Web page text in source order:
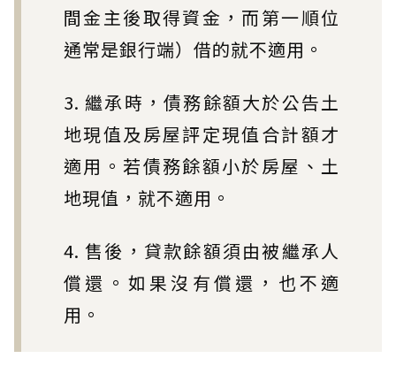
間金主後取得資金，而第一順位
通常是銀行端）借的就不適用。
3. 繼承時，債務餘額大於公告土
地現值及房屋評定現值合計額才
適用。若債務餘額小於房屋、土
地現值，就不適用。
4. 售後，貸款餘額須由被繼承人
償還。如果沒有償還，也不適
用。